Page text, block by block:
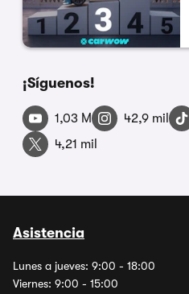
¡Síguenos!
1,03 M 42,9 mil
4,21 mil
Asistencia
Lunes a jueves: 9:00 - 18:00
Viernes: 9:00 - 15:00